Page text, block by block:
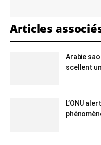
Articles
Arabie
scellent
L’ONU